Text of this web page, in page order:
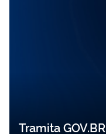
Tramita GOV.BR